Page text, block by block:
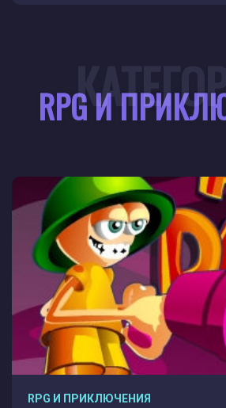
RPG И
RPG И ПРИКЛЮЧЕНИЯ